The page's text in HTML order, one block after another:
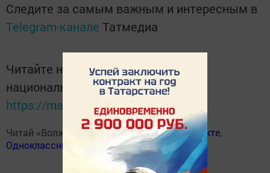
Следите за самым важным и интересным в
Telegram-канале Татмедиа
Читайте новости Татарстана в
национальном мессенджере MАХ:
https://max.ru/tatmedia
Читай «Волжскую новь» вТелеграм,Вконтакте,
Одноклассники